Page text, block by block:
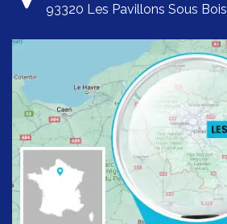
93320 Les Pavillons Sous Bois